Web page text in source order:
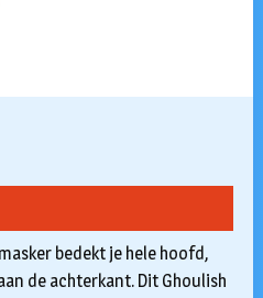
bedekt je hele hoofd,
de achterkant. Dit Ghoulish